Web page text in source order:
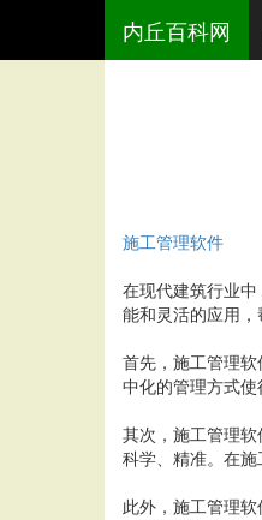
内丘百科网
施工管理软件
在现代建筑行业
能和灵活的应用，
首先，施工管理
中化的管理方式
其次，施工管理
科学、精准。在
此外，施工管理